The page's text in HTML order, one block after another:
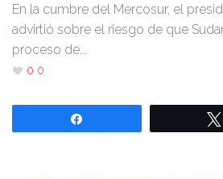
En la cumbre del Mercosur, el
advirtió sobre el riesgo de que
proceso de...
0 0